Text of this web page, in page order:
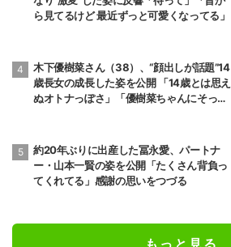
ら見てるけど 最近ずっと可愛くなってる」
木下優樹菜さん（38）、“顔出しが話題”14
歳長女の成長した姿を公開 「14歳とは思え
ぬオトナっぽさ」「優樹菜ちゃんにそっく
約20年ぶりに出産した冨永愛、パートナ
ー・山本一賢の姿を公開「たくさん背負っ
てくれてる」感謝の思いをつづる